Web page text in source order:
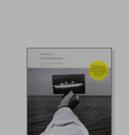
10%
dcto.
$ 109.000
$ 98.100